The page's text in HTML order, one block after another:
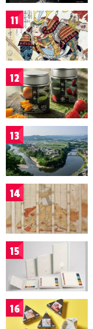
11
12
13
14
15
16